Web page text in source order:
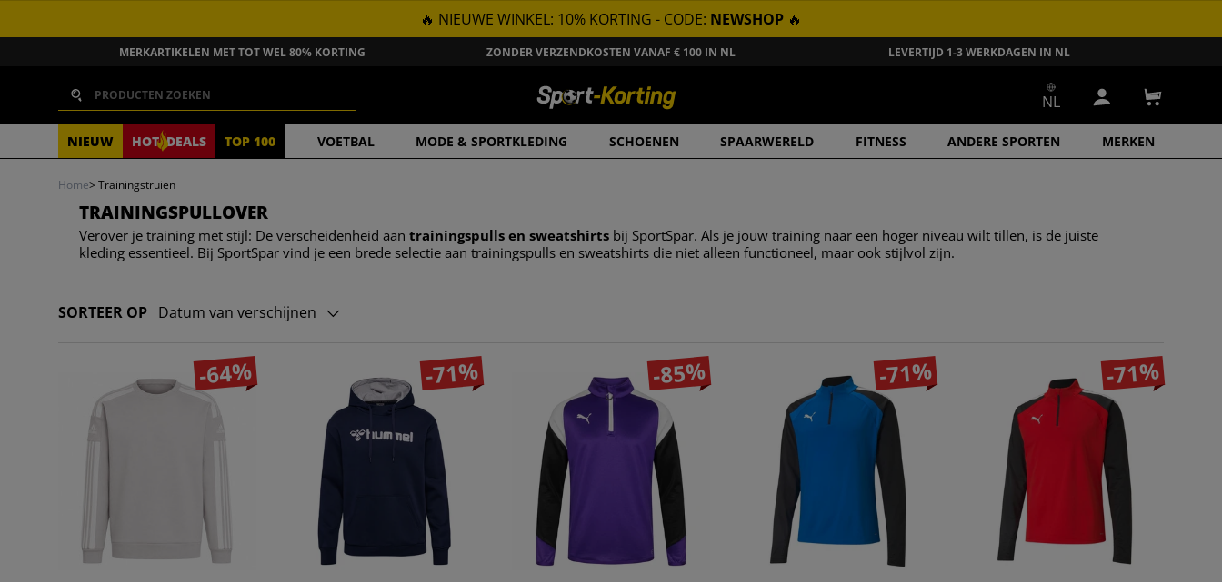
GA NAAR INHOUD
🔥 NIEUWE WINKEL: 10% KORTING - CODE: NEWSHOP 🔥
MERKARTIKELEN MET TOT WEL 80% KORTING ZONDER VERZENDKOSTEN VANAF € 100 IN NL LEVERTIJD 1-3 WERKDAGEN IN NL
NIEUW HOT DEALS TOP 100 VOETBAL MODE & SPORTKLEDING SCHOENEN SPAARWERELD FITNESS ANDERE SPORTEN MERKEN
Zoeken
NL Inloggen
Home> Trainingstruien
TRAININGSPULLOVER
Verover je training met stijl: De verscheidenheid aantrainingspulls en sweatshirts bij SportSpar. Als je jouw training naar een hoger niveau wilt tillen, is de juiste
kleding essentieel. Bij SportSpar vind je een brede selectie aan trainingspulls en sweatshirts die niet alleen functioneel, maar ook stijlvol zijn.
SORTEER OP Datum van verschijnen
-64% -71% -85% -71% -71%